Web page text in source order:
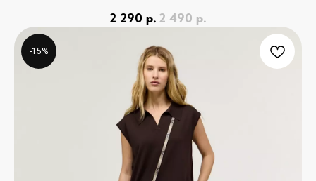
2 290 р.2 490 р.
-15%